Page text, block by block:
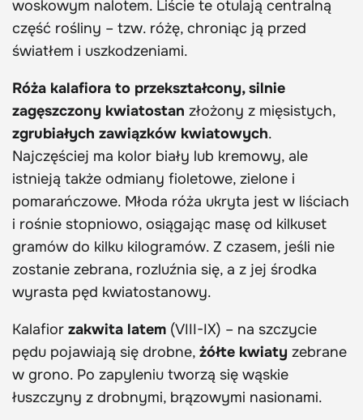
woskowym nalotem. Liście te otulają centralną
część rośliny – tzw. różę, chroniąc ją przed
światłem i uszkodzeniami.
Róża kalafiora to przekształcony, silnie
zagęszczony kwiatostan złożony z mięsistych,
zgrubiałych zawiązków kwiatowych.
Najczęściej ma kolor biały lub kremowy, ale
istnieją także odmiany fioletowe, zielone i
pomarańczowe. Młoda róża ukryta jest w liściach
i rośnie stopniowo, osiągając masę od kilkuset
gramów do kilku kilogramów. Z czasem, jeśli nie
zostanie zebrana, rozluźnia się, a z jej środka
wyrasta pęd kwiatostanowy.
Kalafior zakwita latem (VIII-IX) – na szczycie
pędu pojawiają się drobne, żółte kwiaty zebrane
w grono. Po zapyleniu tworzą się wąskie
łuszczyny z drobnymi, brązowymi nasionami.